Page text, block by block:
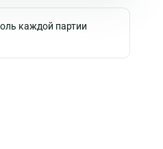
каждой партии